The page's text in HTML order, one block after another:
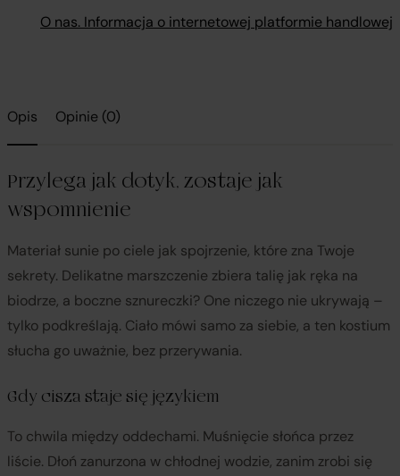
O nas. Informacja o internetowej platformie handlowej
Opis Opinie (0)
Przylega jak dotyk, zostaje jak
wspomnienie
Materiał sunie po ciele jak spojrzenie, które zna Twoje
sekrety. Delikatne marszczenie zbiera talię jak ręka na
biodrze, a boczne sznureczki? One niczego nie ukrywają –
tylko podkreślają. Ciało mówi samo za siebie, a ten kostium
słucha go uważnie, bez przerywania.
Gdy cisza staje się językiem
To chwila między oddechami. Muśnięcie słońca przez
liście. Dłoń zanurzona w chłodnej wodzie, zanim zrobi się